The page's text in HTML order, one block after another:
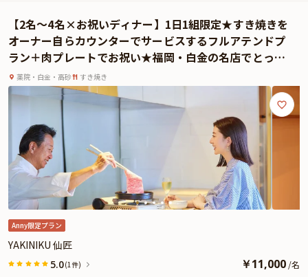
¥16,500
また、座席はカウンター席・テーブル席・半個室席をご用意。シーンに合わせ
て最適な空間をお選びいただけます。サプライズ演出にぴったりの肉プレート
もセットです。
さらに本プランでは、有料オプションで、サプライズにぴったりな花束・ギフ
ト・カスタマイズ可能なメッセージカードなどをお付けすることが出来ます。
詳しくは本ページ中段の「お祝いアイテム」の欄で、ご選択頂けます。
美味しさと上質な空間、そして心のこもったおもてなしがそろう【YAKINIKU
仙匠】で、大切な人と特別なディナーをお楽しみください。
※令和8年熊本地震の影響により、当面の間、九州地方宛のお祝いアイテム配
送に遅延が発生する可能性がございます。
そのため、お客様への確実なお届けを優先し、一時的にプランページ上でのお
祝いアイテムの掲載を休止しております。
【2名～4名×お祝いディナー】1日1組限定★すき焼きを
オーナー自らカウンターでサービスするフルアテンドプ
ラン＋肉プレートでお祝い★福岡・白金の名店でとって
おきの時間を
薬院・白金・高砂 すき焼き
Anny限定プラン
YAKINIKU 仙匠
5.0(1件) ￥11,000 /名